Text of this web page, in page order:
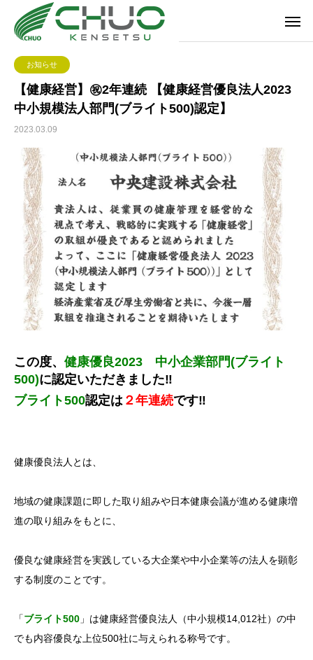
お知らせ
【健康経営】㊗2年連続 【健康経営優良法人2023
中小規模法人部門(ブライト500)認定】
2023.03.09
この度、 健康優良2023 中小企業部門(ブライト
500)に認定いただきました‼
ブライト500認定は ２年連続です‼
健康優良法人とは、
地域の健康課題に即した取り組みや日本健康会議が進める健康増
進の取り組みをもとに、
優良な健康経営を実践している大企業や中小企業等の法人を顕彰
する制度のことです。
「ブライト500 」は健康経営優良法人（中小規模14,012社）の中
でも内容優良な上位500社に与えられる称号です。